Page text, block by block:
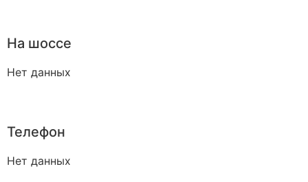
На шоссе
Нет данных
Телефон
Нет данных